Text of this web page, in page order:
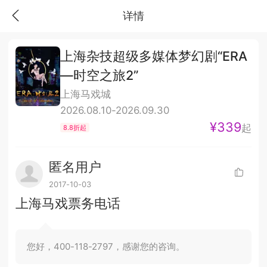
详情
上海杂技超级多媒体梦幻剧“ERA
—时空之旅2”
上海马戏城
2026.08.10-2026.09.30
8.8折起 ¥339起
匿名用户
2017-10-03
上海马戏票务电话
您好，400-118-2797，感谢您的咨询。